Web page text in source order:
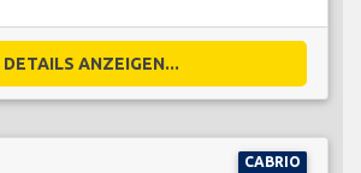
DETAILS ANZEIGEN...
CABRIO